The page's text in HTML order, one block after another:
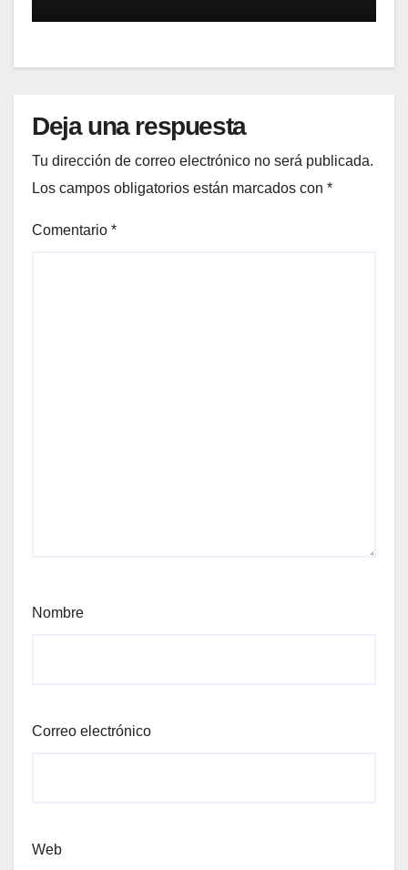
Seguros
Deja una respuesta
Tu dirección de correo electrónico no será publicada.
Los campos obligatorios están marcados con *
Comentario *
Nombre
Correo electrónico
Web